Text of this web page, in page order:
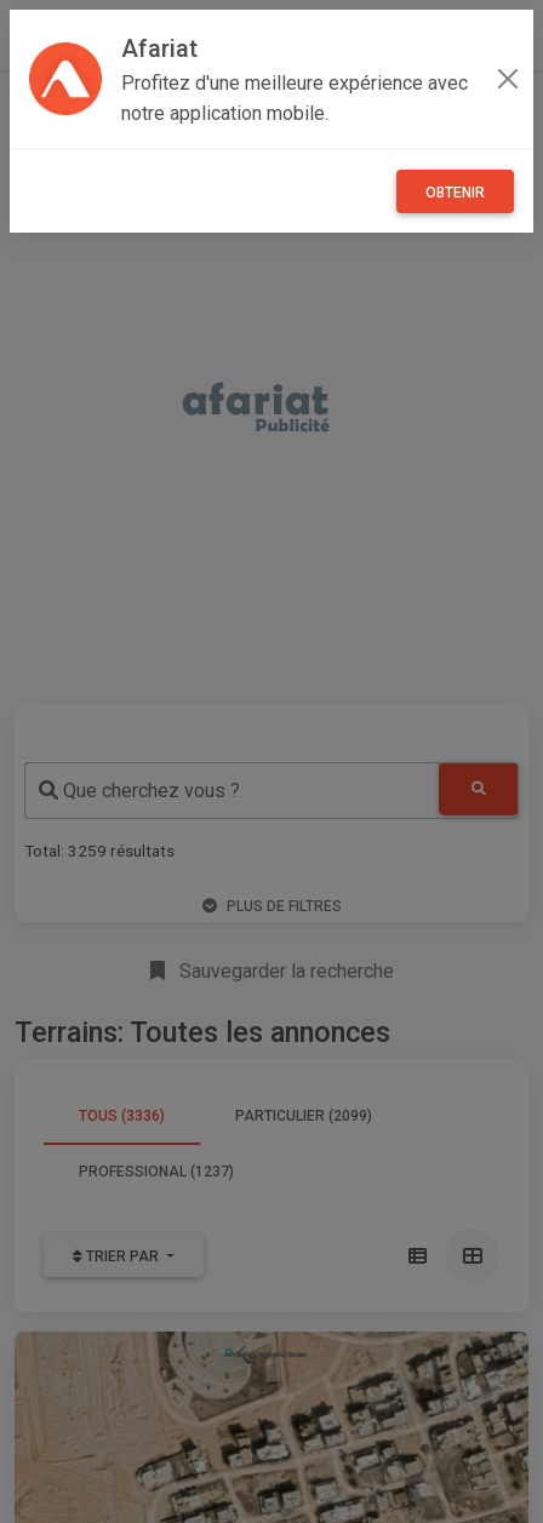
Afariat
Profitez d'une meilleure expérience avec
notre application mobile.
OBTENIR
Accueil Recherche Immobilier
Que cherchez vous ?
Total: 3259 résultats
PLUS DE FILTRES
Sauvegarder la recherche
Terrains: Toutes les annonces
TOUS (3336) PARTICULIER (2099)
PROFESSIONAL (1237)
TRIER PAR